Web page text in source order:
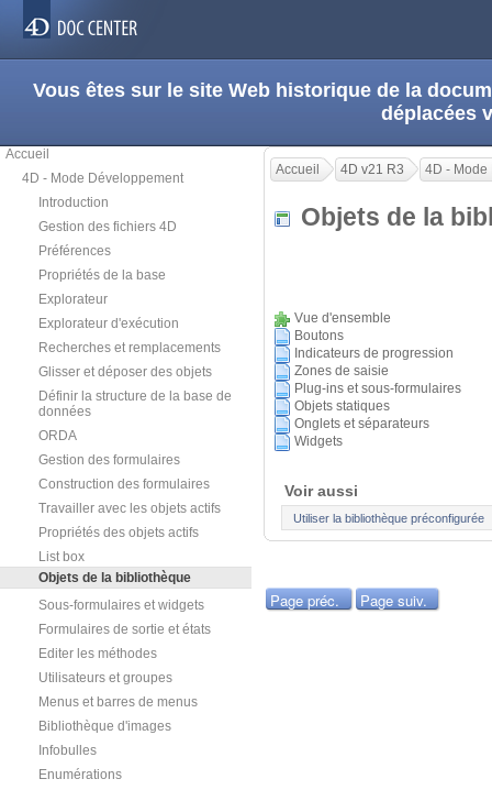
Vous êtes sur le site Web historique de la
déplacées
Accueil
4D - Mode Développement
Introduction
Gestion des fichiers 4D
Préférences
Propriétés de la base
Explorateur
Explorateur d'exécution
Recherches et remplacements
Glisser et déposer des objets
Définir la structure de la base de
données
ORDA
Gestion des formulaires
Construction des formulaires
Travailler avec les objets actifs
Propriétés des objets actifs
List box
Objets de la bibliothèque
Sous-formulaires et widgets
Formulaires de sortie et états
Editer les méthodes
Utilisateurs et groupes
Menus et barres de menus
Bibliothèque d'images
Infobulles
Enumérations
Accueil 4D v21 R3 4D - Mode
Objets de la
Vue d'ensemble
Boutons
Indicateurs de progression
Zones de saisie
Plug-ins et sous-formulaires
Objets statiques
Onglets et séparateurs
Widgets
Voir aussi
Utiliser la bibliothèque préconfigurée
Page préc. Page suiv.